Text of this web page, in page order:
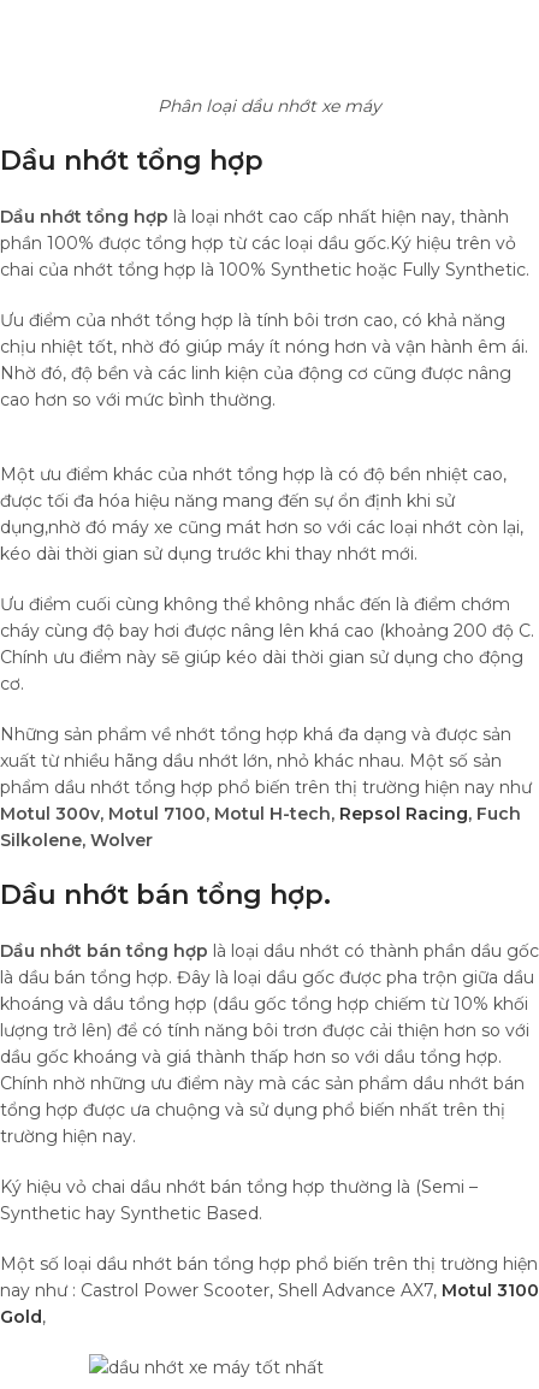
Phân loại dầu nhớt xe máy
Dầu nhớt tổng hợp
Dầu nhớt tổng hợp là loại nhớt cao cấp nhất hiện nay, thành
phần 100% được tổng hợp từ các loại dầu gốc.Ký hiệu trên vỏ
chai của nhớt tổng hợp là 100% Synthetic hoặc Fully Synthetic.
Ưu điểm của nhớt tổng hợp là tính bôi trơn cao, có khả năng
chịu nhiệt tốt, nhờ đó giúp máy ít nóng hơn và vận hành êm ái.
Nhờ đó, độ bền và các linh kiện của động cơ cũng được nâng
cao hơn so với mức bình thường.
Một ưu điểm khác của nhớt tổng hợp là có độ bền nhiệt cao,
được tối đa hóa hiệu năng mang đến sự ổn định khi sử
dụng,nhờ đó máy xe cũng mát hơn so với các loại nhớt còn lại,
kéo dài thời gian sử dụng trước khi thay nhớt mới.
Ưu điểm cuối cùng không thể không nhắc đến là điểm chớm
cháy cùng độ bay hơi được nâng lên khá cao (khoảng 200 độ C.
Chính ưu điểm này sẽ giúp kéo dài thời gian sử dụng cho động
cơ.
Những sản phẩm về nhớt tổng hợp khá đa dạng và được sản
xuất từ nhiều hãng dầu nhớt lớn, nhỏ khác nhau. Một số sản
phẩm dầu nhớt tổng hợp phổ biến trên thị trường hiện nay như
Motul 300v, Motul 7100, Motul H-tech, Repsol Racing, Fuch
Silkolene, Wolver
Dầu nhớt bán tổng hợp.
Dầu nhớt bán tổng hợp là loại dầu nhớt có thành phần dầu gốc
là dầu bán tổng hợp. Đây là loại dầu gốc được pha trộn giữa dầu
khoáng và dầu tổng hợp (dầu gốc tổng hợp chiếm từ 10% khối
lượng trở lên) để có tính năng bôi trơn được cải thiện hơn so với
dầu gốc khoáng và giá thành thấp hơn so với dầu tổng hợp.
Chính nhờ những ưu điểm này mà các sản phẩm dầu nhớt bán
tổng hợp được ưa chuộng và sử dụng phổ biến nhất trên thị
trường hiện nay.
Ký hiệu vỏ chai dầu nhớt bán tổng hợp thường là (Semi –
Synthetic hay Synthetic Based.
Một số loại dầu nhớt bán tổng hợp phổ biến trên thị trường hiện
nay như : Castrol Power Scooter, Shell Advance AX7, Motul 3100
Gold,